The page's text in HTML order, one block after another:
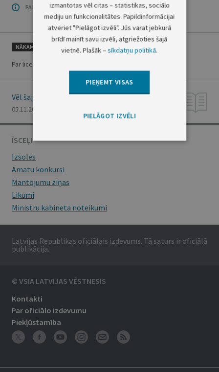
PAR OFICIĀLO IZDEVUMU
NĀKAMAIS
Par licences izsniegšanu
Vēl šajā numurā
05.11.2002., Nr. 160
ĪSCEĻI
Izsoles
Amatu konkursi
Mantojumu ziņas
Likumi
Ministru kabineta noteikumi
Latvijas Republikas oficiālais izdevums. Tā saturs ir oficiālā
publikācija.
© VSIA LATVIJAS VĒSTNESIS
Kontakti
Par oficiālo izdevumu
Piekļūstamība
izmantotas vēl citas – statistikas, sociālo
mediju un funkcionalitātes. Papildinformācijai
atveriet "Pielāgot izvēli". Jūs varat jebkurā
brīdī mainīt savu izvēli, atgriežoties šajā
vietnē. Plašāk –sīkdatņu politikā.
PIEŅEMT VISAS
PIELĀGOT IZVĒLI